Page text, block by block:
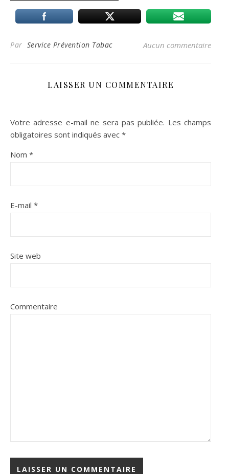
Par Service Prévention Tabac Aucun commentaire
LAISSER UN COMMENTAIRE
Votre adresse e-mail ne sera pas publiée. Les champs
obligatoires sont indiqués avec *
Nom *
E-mail *
Site web
Commentaire